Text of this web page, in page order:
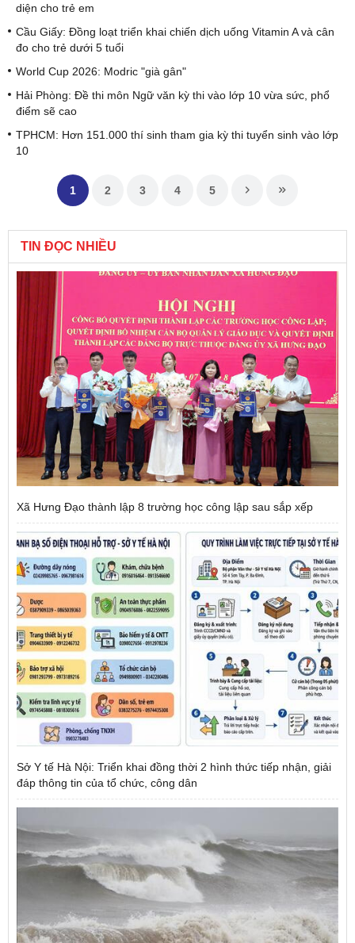
diện cho trẻ em
Cầu Giấy: Đồng loạt triển khai chiến dịch uống Vitamin A và cân
đo cho trẻ dưới 5 tuổi
World Cup 2026: Modric "già gân"
Hải Phòng: Đề thi môn Ngữ văn kỳ thi vào lớp 10 vừa sức, phổ
điểm sẽ cao
TPHCM: Hơn 151.000 thí sinh tham gia kỳ thi tuyển sinh vào lớp
10
1 2 3 4 5
TIN ĐỌC NHIỀU
Xã Hưng Đạo thành lập 8 trường học công lập sau sắp xếp
Sở Y tế Hà Nội: Triển khai đồng thời 2 hình thức tiếp nhận, giải
đáp thông tin của tổ chức, công dân